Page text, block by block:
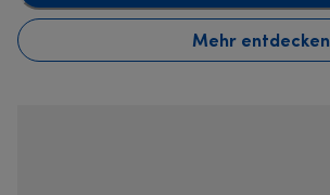
Mehr entdecken